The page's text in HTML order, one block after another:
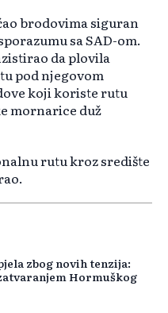
brodovima siguran
sa SAD-om.
da plovila
pod njegovom
koji koriste rutu
mornarice duž
rutu kroz središte
zbog novih tenzija:
Hormuškog